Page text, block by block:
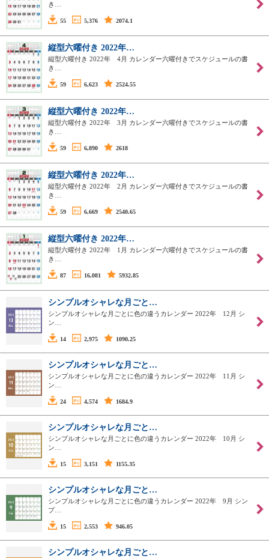
き…
55 5,376 2074.1
縦型六曜付き 2022年…
縦型六曜付き 2022年 4月 カレンダー六曜付きでスケジュールの書
き…
59 6,623 2524.55
縦型六曜付き 2022年…
縦型六曜付き 2022年 3月 カレンダー六曜付きでスケジュールの書
き…
59 6,890 2618
縦型六曜付き 2022年…
縦型六曜付き 2022年 2月 カレンダー六曜付きでスケジュールの書
き…
59 6,669 2540.65
縦型六曜付き 2022年…
縦型六曜付き 2022年 1月 カレンダー六曜付きでスケジュールの書
き…
87 16,081 5932.85
シンプルオシャレな月ごと…
シンプルオシャレな月ごとに色の違うカレンダー 2022年 12月 シ
ン…
14 2,975 1090.25
シンプルオシャレな月ごと…
シンプルオシャレな月ごとに色の違うカレンダー 2022年 11月 シ
ン…
24 4,574 1684.9
シンプルオシャレな月ごと…
シンプルオシャレな月ごとに色の違うカレンダー 2022年 10月 シ
ン…
15 3,151 1155.35
シンプルオシャレな月ごと…
シンプルオシャレな月ごとに色の違うカレンダー 2022年 9月 シン
プ…
15 2,553 946.05
シンプルオシャレな月ごと…